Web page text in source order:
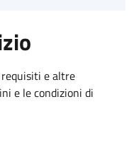
requisiti e altre
e le condizioni di